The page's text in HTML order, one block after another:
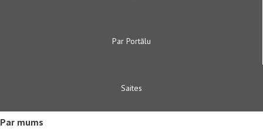
Par Portālu
Saites
Par mums